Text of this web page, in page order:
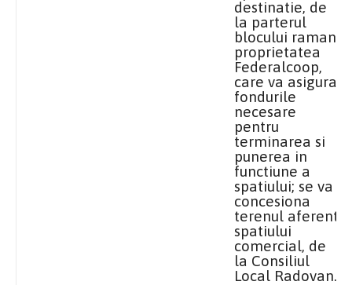
destinatie, de
la parterul
blocului raman
proprietatea
Federalcoop,
care va asigura
fondurile
necesare
pentru
terminarea si
punerea in
functiune a
spatiului; se va
concesiona
terenul aferent
spatiului
comercial, de
la Consiliul
Local Radovan.